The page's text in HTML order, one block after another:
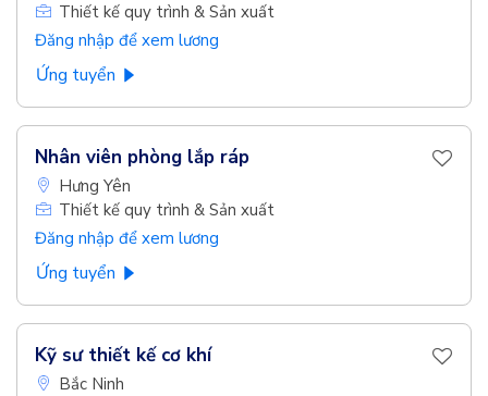
Thiết kế quy trình & Sản xuất
Đăng nhập để xem lương
Ứng tuyển
Nhân viên phòng lắp ráp
Hưng Yên
Thiết kế quy trình & Sản xuất
Đăng nhập để xem lương
Ứng tuyển
Kỹ sư thiết kế cơ khí
Bắc Ninh